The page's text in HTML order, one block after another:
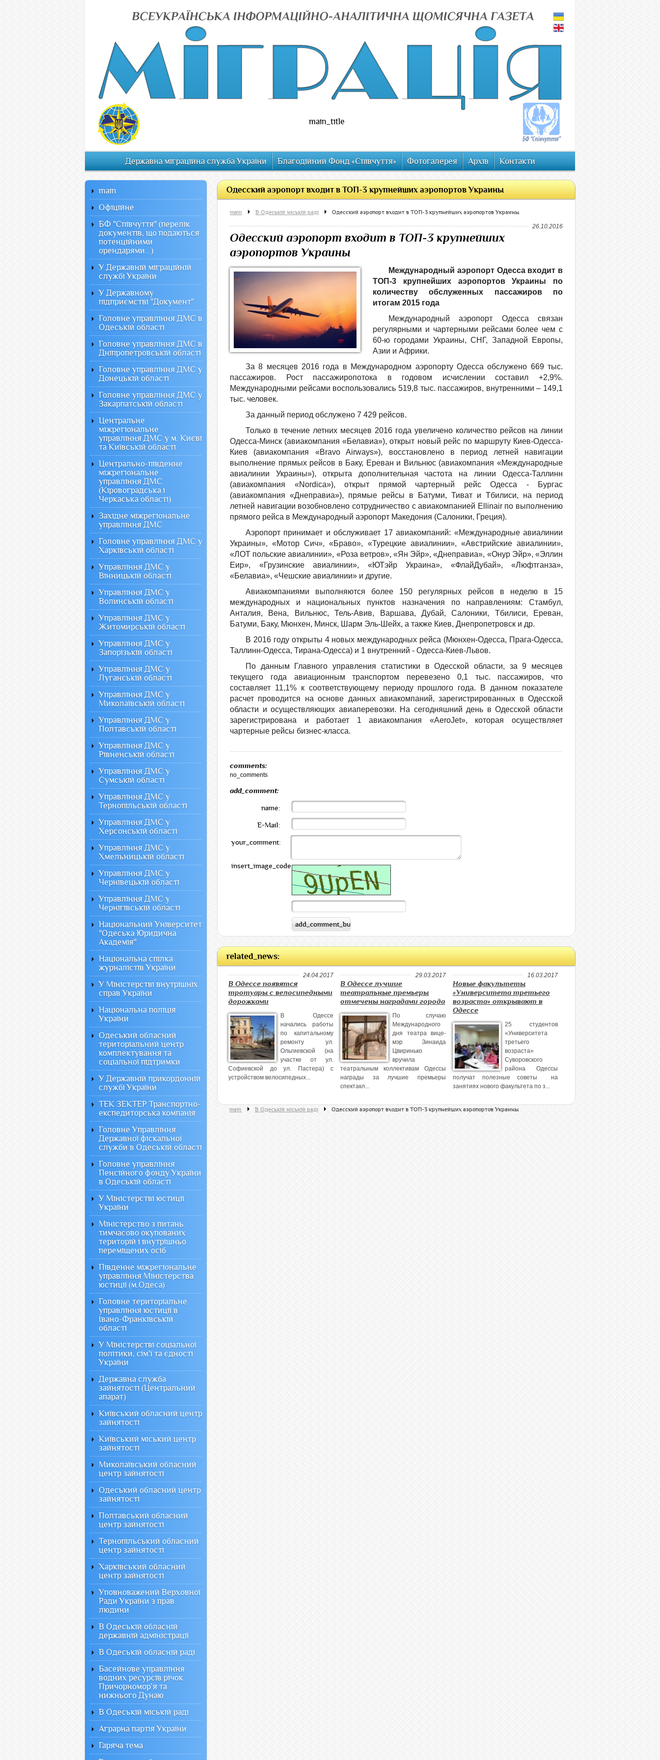
main_title
Державна міграційна служба України Благодійний Фонд «Співчуття» Фотогалерея Архів Контакти
Одесский аэропорт входит в ТОП-3 крупнейших аэропортов Украины
main В Одеській міській раді Одесский аэропорт входит в ТОП-3 крупнейших аэропортов Украины
26.10.2016
Одесский аэропорт входит в ТОП-3 крупнейших
аэропортов Украины
Международный аэропорт Одесса входит в
ТОП-3 крупнейших аэропортов Украины по
количеству обслуженных пассажиров по
итогам 2015 года
Международный аэропорт Одесса связан
регулярными и чартерными рейсами более чем с
60-ю городами Украины, СНГ, Западной Европы,
Азии и Африки.
За 8 месяцев 2016 года в Международном аэропорту Одесса обслужено 669 тыс.
пассажиров. Рост пассажиропотока в годовом исчислении составил +2,9%.
Международными рейсами воспользовались 519,8 тыс. пассажиров, внутренними – 149,1
тыс. человек.
За данный период обслужено 7 429 рейсов.
Только в течение летних месяцев 2016 года увеличено количество рейсов на линии
Одесса-Минск (авиакомпания «Белавиа»), открыт новый рейс по маршруту Киев-Одесса-
Киев (авиакомпания «Bravo Airways»), восстановлено в период летней навигации
выполнение прямых рейсов в Баку, Ереван и Вильнюс (авиакомпания «Международные
авиалинии Украины»), открыта дополнительная частота на линии Одесса-Таллинн
(авиакомпания «Nordica»), открыт прямой чартерный рейс Одесса - Бургас
(авиакомпания «Днеправиа»), прямые рейсы в Батуми, Тиват и Тбилиси, на период
летней навигации возобновлено сотрудничество с авиакомпанией Ellinair по выполнению
прямого рейса в Международный аэропорт Македония (Салоники, Греция).
Аэропорт принимает и обслуживает 17 авиакомпаний: «Международные авиалинии
Украины», «Мотор Сич», «Браво», «Турецкие авиалинии», «Австрийские авиалинии»,
«ЛОТ польские авиалинии», «Роза ветров», «Ян Эйр», «Днеправиа», «Онур Эйр», «Эллин
Еир», «Грузинские авиалинии», «ЮТэйр Украина», «ФлайДубай», «Люфтганза»,
«Белавиа», «Чешские авиалинии» и другие.
Авиакомпаниями выполняются более 150 регулярных рейсов в неделю в 15
международных и национальных пунктов назначения по направлениям: Стамбул,
Анталия, Вена, Вильнюс, Тель-Авив, Варшава, Дубай, Салоники, Тбилиси, Ереван,
Батуми, Баку, Мюнхен, Минск, Шарм Эль-Шейх, а также Киев, Днепропетровск и др.
В 2016 году открыты 4 новых международных рейса (Мюнхен-Одесса, Прага-Одесса,
Таллинн-Одесса, Тирана-Одесса) и 1 внутренний - Одесса-Киев-Львов.
По данным Главного управления статистики в Одесской области, за 9 месяцев
текущего года авиационным транспортом перевезено 0,1 тыс. пассажиров, что
составляет 11,1% к соответствующему периоду прошлого года. В данном показателе
расчет проводится на основе данных авиакомпаний, зарегистрированных в Одесской
области и осуществляющих авиаперевозки. На сегодняшний день в Одесской области
зарегистрирована и работает 1 авиакомпания «AeroJet», которая осуществляет
чартерные рейсы бизнес-класса.
comments:
no_comments
add_comment:
name:
E-Mail:
your_comment:
insert_image_code:
related_news:
24.04.2017
В Одессе появятся
тротуары с велосипедными
дорожками
В Одессе
начались работы
по капитальному
ремонту ул.
Ольгиевской (на
участке от ул.
Софиевской до ул. Пастера) с
устройством велосипедных...
29.03.2017
В Одессе лучшие
театральные премьеры
отмечены наградами города
По случаю
Международного
дня театра вице-
мэр Зинаида
Цвиринько
вручила
театральным коллективам Одессы
награды за лучшие премьеры
спектакл...
16.03.2017
Новые факультеты
«Университета третьего
возраста» открывают в
Одессе
25 студентов
«Университета
третьего
возраста»
Суворовского
района Одессы
получат полезные советы на
занятиях нового факультета по з...
main В Одеській міській раді Одесский аэропорт входит в ТОП-3 крупнейших аэропортов Украины
main
Офiцiйне
БФ "Співчуття" (перелік
документів, що подаються
потенційними
орендарями...)
У Державній міграційній
службі України
У Державному
підприємстві "Документ"
Головне управління ДМС в
Одеській області
Головне управління ДМС в
Дніпропетровській області
Головне управління ДМС у
Донецькій області
Головне управління ДМС у
Закарпатській області
Центральне
міжрегіональне
управління ДМС у м. Києві
та Київській області
Центрально-південне
міжрегіональне
управління ДМС
(Кіровоградська і
Черкаська області)
Західне міжрегіональне
управління ДМС
Головне управління ДМС у
Харківській області
Управління ДМС у
Вінницькій області
Управління ДМС у
Волинській області
Управління ДМС у
Житомирській області
Управління ДМС у
Запорізькій області
Управління ДМС у
Луганській області
Управління ДМС у
Миколаївській області
Управління ДМС у
Полтавській області
Управління ДМС у
Рівненській області
Управління ДМС у
Сумській області
Управління ДМС у
Тернопільській області
Управління ДМС у
Херсонській області
Управління ДМС у
Хмельницькій області
Управління ДМС у
Чернівецькій області
Управління ДМС у
Чернігівській області
Національний Університет
"Одеська Юридична
Академія"
Національна спілка
журналістів України
У Міністерстві внутрішніх
справ України
Національна поліція
України
Одеський обласний
територіальний центр
комплектування та
соціальної підтримки
У Державній прикордонній
службі України
ТЕК ЗЕКТЕР Транспортно-
експедиторська компанія
Головне Управління
Державної фіскальної
служби в Одеській області
Головне управління
Пенсійного фонду України
в Одеській області
У Міністерстві юстиції
України
Міністерство з питань
тимчасово окупованих
територій і внутрішньо
переміщених осіб
Південне міжрегіональне
управління Міністерства
юстиції (м.Одеса)
Головне територіальне
управління юстиції в
Івано-Франківській
області
У Міністерстві соціальної
політики, сім'ї та єдності
України
Державна служба
зайнятості (Центральний
апарат)
Київський обласний центр
зайнятості
Київський міський центр
зайнятості
Миколаївський обласний
центр зайнятості
Одеський обласний центр
зайнятості
Полтавський обласний
центр зайнятості
Тернопільський обласний
центр зайнятості
Харківський обласний
центр зайнятості
Уповноважений Верховної
Ради України з прав
людини
В Одеській обласній
державній адміністрації
В Одеській обласній раді
Басейнове управління
водних ресурсів річок
Причорномор`я та
нижнього Дунаю
В Одеській міській раді
Аграрна партія України
Гаряча тема